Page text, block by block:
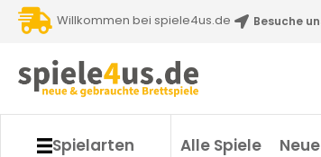
Willkommen bei spiele4us.de Besuche
Spielarten Alle Spiele